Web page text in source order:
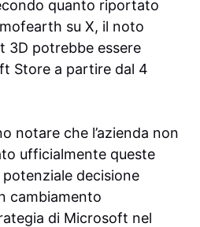
quanto riportato
su X, il noto
3D potrebbe essere
Store a partire dal 4
notare che l’azienda non
ufficialmente queste
decisione
cambiamento
di Microsoft nel